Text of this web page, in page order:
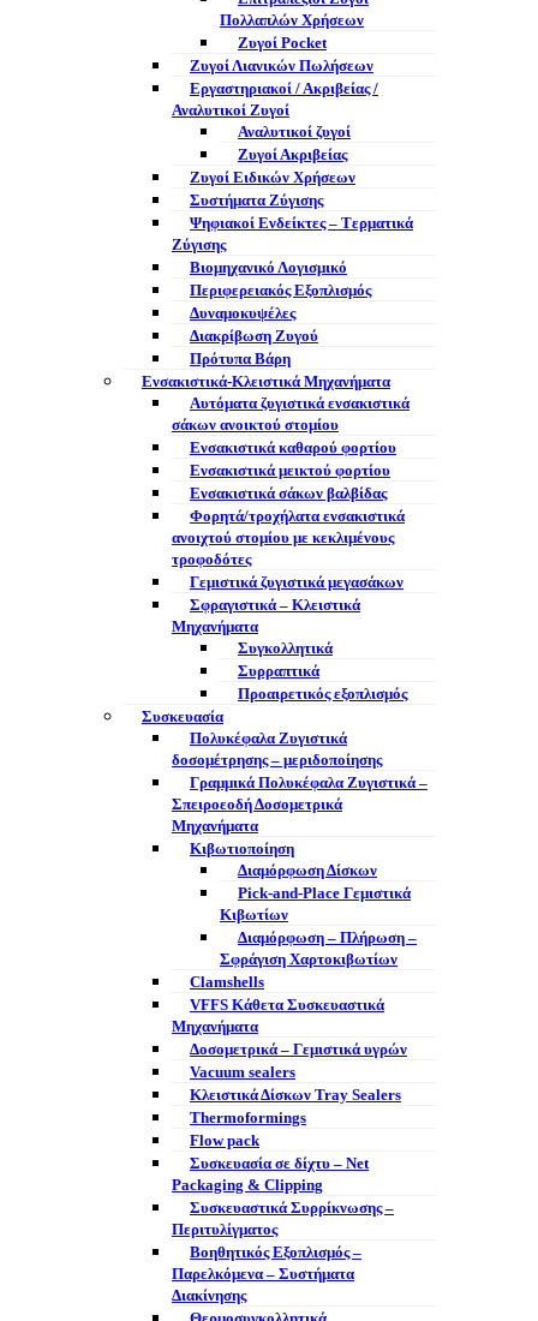
Πολλαπλών Χρήσεων
Ζυγοί Pocket
Ζυγοί Λιανικών Πωλήσεων
Εργαστηριακοί / Ακριβείας /
Αναλυτικοί Ζυγοί
Αναλυτικοί ζυγοί
Ζυγοί Ακριβείας
Ζυγοί Ειδικών Χρήσεων
Συστήματα Ζύγισης
Ψηφιακοί Ενδείκτες – Tερματικά
Ζύγισης
Βιομηχανικό Λογισμικό
Περιφερειακός Εξοπλισμός
Δυναμοκυψέλες
Διακρίβωση Ζυγού
Πρότυπα Βάρη
Ενσακιστικά-Κλειστικά Μηχανήματα
Αυτόματα ζυγιστικά ενσακιστικά
σάκων ανοικτού στομίου
Ενσακιστικά καθαρού φορτίου
Ενσακιστικά μεικτού φορτίου
Eνσακιστικά σάκων βαλβίδας
Φορητά/τροχήλατα ενσακιστικά
ανοιχτού στομίου με κεκλιμένους
τροφοδότες
Γεμιστικά ζυγιστικά μεγασάκων
Σφραγιστικά – Κλειστικά
Μηχανήματα
Συγκολλητικά
Συρραπτικά
Προαιρετικός εξοπλισμός
Συσκευασία
Πολυκέφαλα Ζυγιστικά
δοσομέτρησης – μεριδοποίησης
Γραμμικά Πολυκέφαλα Ζυγιστικά –
Σπειροεοδή Δοσομετρικά
Μηχανήματα
Κιβωτιοποίηση
Διαμόρφωση Δίσκων
Pick-and-Place Γεμιστικά
Κιβωτίων
Διαμόρφωση – Πλήρωση –
Σφράγιση Χαρτοκιβωτίων
Clamshells
VFFS Κάθετα Συσκευαστικά
Μηχανήματα
Δοσομετρικά – Γεμιστικά υγρών
Vacuum sealers
Κλειστικά Δίσκων Tray Sealers
Thermoformings
Flow pack
Συσκευασία σε δίχτυ – Net
Packaging & Clipping
Συσκευαστικά Συρρίκνωσης –
Περιτυλίγματος
Βοηθητικός Εξοπλισμός –
Παρελκόμενα – Συστήματα
Διακίνησης